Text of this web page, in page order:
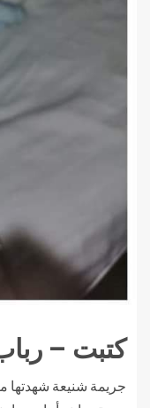
كتبت –
جريمة شنيعة شهدتها